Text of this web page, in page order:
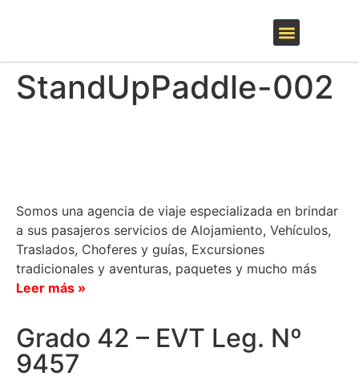
StandUpPaddle-002
Somos una agencia de viaje especializada en brindar
a sus pasajeros servicios de Alojamiento, Vehículos,
Traslados, Choferes y guías, Excursiones
tradicionales y aventuras, paquetes y mucho más
Leer más »
Grado 42 – EVT Leg. Nº
9457